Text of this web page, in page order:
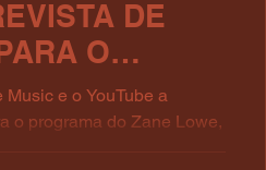
DE
O
LOWE
e o YouTube a
o programa do Zane Lowe,